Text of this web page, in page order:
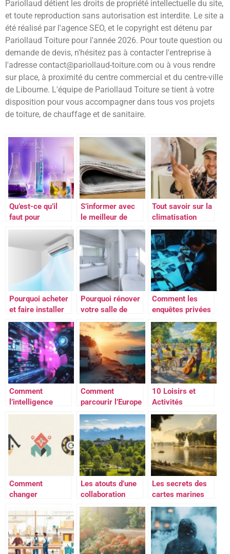
Pariollaud détient les droits de propriété intellectuelle du site,
et toute reproduction sans autorisation est interdite. Le site a
été réalisé par l'agence SEO, et le copyright est détenu par
Pariollaud Toiture pour l'année 2026. Pour toute question ou
demande de devis, n'hésitez pas à contacter l'entreprise à
l'adresse contact@pariollaud-toiture.com ou à vous rendre
sur place, à proximité du centre commercial et du centre-ville
de Libourne. L'équipe de Pariollaud Toiture se tient à votre
disposition pour vous accompagner dans tous vos projets
de toiture, de chauffage et de sanitaire.
Qu’est-ce qu’il
faut pour
fabriquer son
eliquide diy ?
S’informer avec
le meilleur de
l’actualite et de la
presse
Tout savoir sur la
climatisation
gainable
Pourquoi acheter
et faire installer
un climatiseur ?
Pourquoi rénover
votre salle de
bain à nantes
avec des
professionnels
qualifiés ?
Comment les
enquêtes privées
peuvent aider les
particuliers à
résoudre des
problèmes
complexes
Comment
l’intelligence
artificielle
création de
contenus visuels
et textuels
Comment
parcourir l’Europe
avec son van : 20
itinéraires
incontournables
10 Loisirs et
Activités
Essentiels pour
Transformer
votre Jardin en
Paradis Vert
Comment
changer
avec votre
contrat MCP,
MPCN ou MCPB :
Le guide détaillé
Les atouts d’une
collaboration
avec Cayron Ilza
pour votre
investissement à
Pau
Les secrets des
cartes marines
pour une
navigation
plaisante sur les
côtes françaises